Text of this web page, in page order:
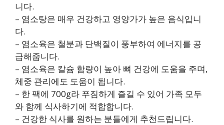
니다.
– 염소탕은 매우 건강하고 영양가가 높은 음식입니
다.
– 염소육은 철분과 단백질이 풍부하여 에너지를 공
급해줍니다.
– 염소육은 칼슘 함량이 높아 뼈 건강에 도움을 주며,
체중 관리에도 도움이 됩니다.
– 한 팩에 700g라 푸짐하게 즐길 수 있어 가족 모두
와 함께 식사하기에 적합합니다.
– 건강한 식사를 원하는 분들에게 추천드립니다.